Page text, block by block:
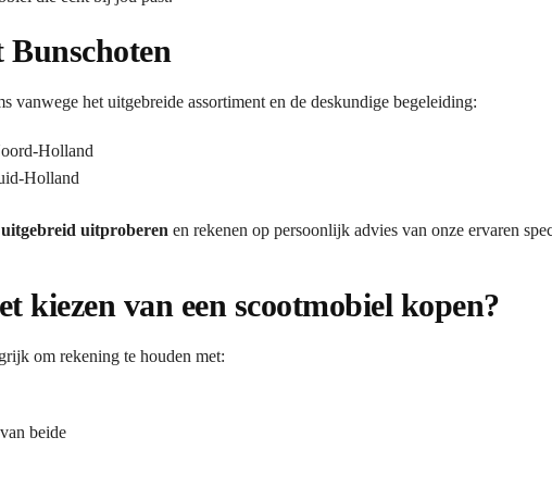
vanwege het uitgebreide assortiment en de deskundige begeleiding:
Holland
Holland
uitproberen en rekenen op persoonlijk advies van onze ervaren
kiezen van een scootmobiel kopen?
om rekening te houden met:
beide